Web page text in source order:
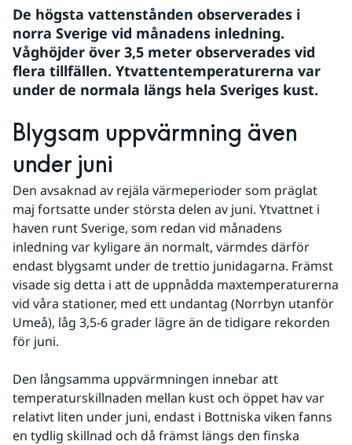
De högsta vattenstånden observerades i
norra Sverige vid månadens inledning.
Våghöjder över 3,5 meter observerades vid
flera tillfällen. Ytvattentemperaturerna var
under de normala längs hela Sveriges kust.
Blygsam uppvärmning även
under juni
Den avsaknad av rejäla värmeperioder som präglat
maj fortsatte under största delen av juni. Ytvattnet i
haven runt Sverige, som redan vid månadens
inledning var kyligare än normalt, värmdes därför
endast blygsamt under de trettio junidagarna. Främst
visade sig detta i att de uppnådda maxtemperaturerna
vid våra stationer, med ett undantag (Norrbyn utanför
Umeå), låg 3,5-6 grader lägre än de tidigare rekorden
för juni.
Den långsamma uppvärmningen innebar att
temperaturskillnaden mellan kust och öppet hav var
relativt liten under juni, endast i Bottniska viken fanns
en tydlig skillnad och då främst längs den finska